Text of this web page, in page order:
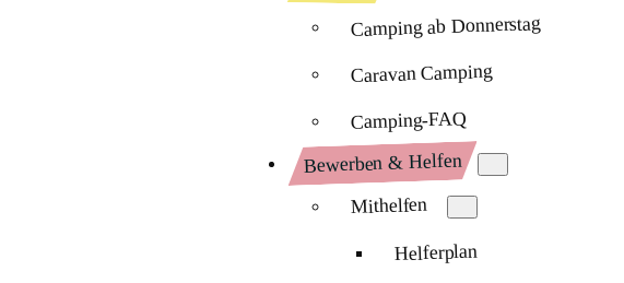
Camping ab Donnerstag
Caravan Camping
Camping-FAQ
Bewerben & Helfen
Mithelfen
Helferplan